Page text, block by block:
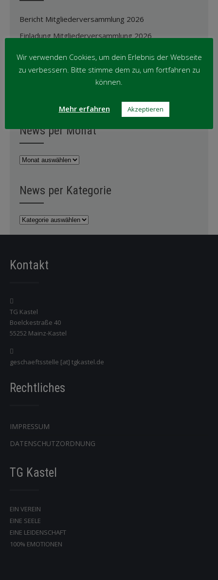
Bericht Mitgliederversammlung 2026
Einladung Mitgliederversammlung 2026
Abschied von Jürgen Grzeschik: Ein Leben für unsere
Anpassung der Ehrungsordnung
News per Monat
News
News per Kategorie
News
Kontakt
TG Kastel
Boelckestraße 40
55252 Mainz-Kastel
geschaeftsstelle [at] tgkastel.de
Rechtliches
IMPRESSUM
DATENSCHUTZORDNUNG
TG Kastel
EIN VEREIN
EINE SEELE
EINE LEIDENSCHAFT
100% EMOTIONEN
Wir verwenden Cookies, um dein Erlebnis der Webseite
zu verbessern. Bitte stimme dem zu, um fortfahren zu
können.
Mehr erfahren Akzeptieren